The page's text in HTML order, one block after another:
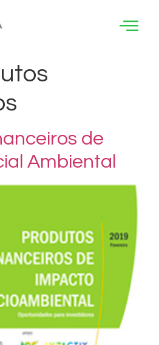
de
Ambiental